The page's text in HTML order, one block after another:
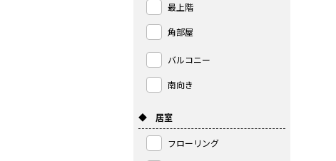
最上階
角部屋
バルコニー
南向き
◆ 居室
フローリング